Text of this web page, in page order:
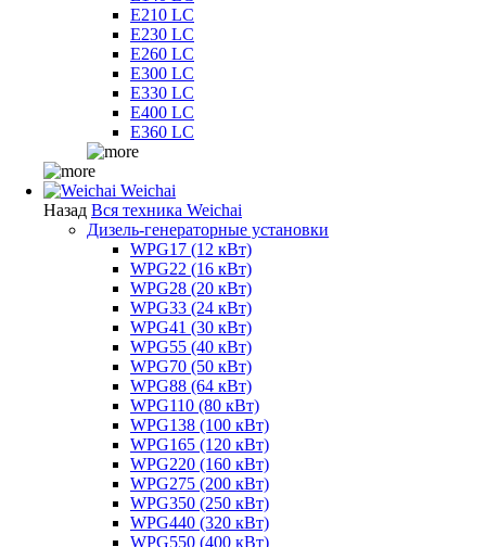
E210 LC
E230 LC
E260 LC
E300 LC
E330 LC
E400 LC
E360 LC
Weichai
Назад Вся техника Weichai
Дизель-генераторные установки
WPG17 (12 кВт)
WPG22 (16 кВт)
WPG28 (20 кВт)
WPG33 (24 кВт)
WPG41 (30 кВт)
WPG55 (40 кВт)
WPG70 (50 кВт)
WPG88 (64 кВт)
WPG110 (80 кВт)
WPG138 (100 кВт)
WPG165 (120 кВт)
WPG220 (160 кВт)
WPG275 (200 кВт)
WPG350 (250 кВт)
WPG440 (320 кВт)
WPG550 (400 кВт)